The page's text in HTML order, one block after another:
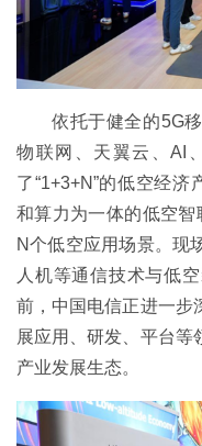
依托于健全的5G
物联网、天翼云、AI
了“1+3+N”的低空经
和算力为一体的低空智
N个低空应用场景。现
人机等通信技术与低
前，中国电信正进一步
展应用、研发、平台等
产业发展生态。